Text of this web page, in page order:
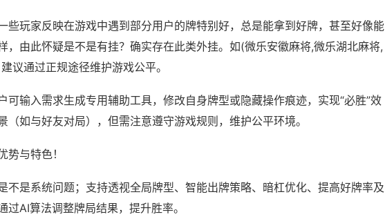
些玩家反映在游戏中遇到部分用户的牌特别好，总是能拿到好牌，甚至好像能
，由此怀疑是不是有挂？确实存在此类外挂。如(微乐安徽麻将,微乐湖北麻将,
议通过正规途径维护游戏公平。
可输入需求生成专用辅助工具，修改自身牌型或隐藏操作痕迹，实现“必胜”效
（如与好友对局），但需注意遵守游戏规则，维护公平环境。
势与特色！
不是系统问题；支持透视全局牌型、智能出牌策略、暗杠优化、提高好牌率及
过AI算法调整牌局结果，提升胜率。